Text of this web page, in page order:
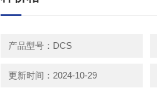
产品型号：DCS
更新时间：2024-10-29